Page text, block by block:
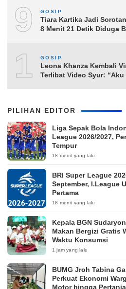
9 GOSIP
Tiara Kartika Jadi
8 Menit 21 Detik Diduga
10
GOSIP
Leona Khanza Kembali
Terlibat Video Syur: “Aku
PILIHAN EDITOR
Liga Sepak Bola
League 2026/2027,
Tempur
18 menit yang lalu
BRI Super League
September, I.League
Pertama
18 menit yang lalu
Kepala BGN
Makan Bergizi Gratis
Waktu Konsumsi
1 jam yang lalu
BUMG Jroh Tabina
Perkuat Ekonomi
Motor hingga